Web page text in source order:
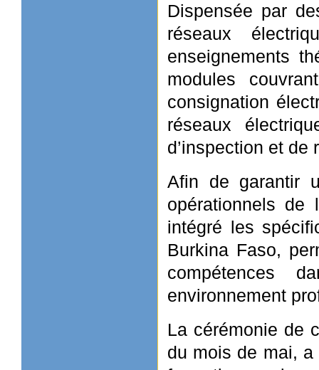
Dispensée par
réseaux
enseignements
modules
consignation
réseaux
d’inspection et de
Afin de garantir
opérationnels de
intégré les
Burkina Faso,
compétences
environnement
La cérémonie de
du mois de mai, a